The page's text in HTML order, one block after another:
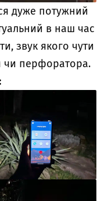
дуже потужний
в наш час
звук якого чути
чи перфоратора.